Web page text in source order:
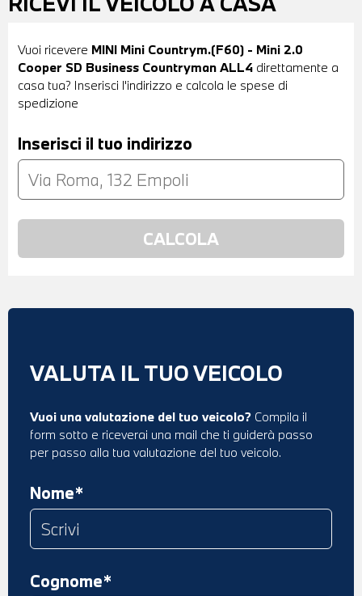
Vuoi ricevere MINI Mini Countrym.(F60) - Mini 2.0
Cooper SD Business Countryman ALL4 direttamente a
casa tua? Inserisci l'indirizzo e calcola le spese di
spedizione
Inserisci il tuo indirizzo
VALUTA IL TUO VEICOLO
Vuoi una valutazione del tuo veicolo? Compila il
form sotto e riceverai una mail che ti guiderà passo
per passo alla tua valutazione del tuo veicolo.
Nome*
Cognome*